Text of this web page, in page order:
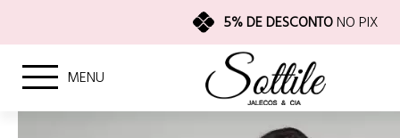
5% DE DESCONTONO PIX
MENU